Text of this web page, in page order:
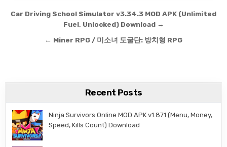
Post navigation
Car Driving School Simulator v3.34.3 MOD APK (Unlimited
Fuel, Unlocked) Download →
← Miner RPG / 미소녀 도굴단: 방치형 RPG
Recent Posts
Ninja Survivors Online MOD APK v1.871 (Menu, Money,
Speed, Kills Count) Download